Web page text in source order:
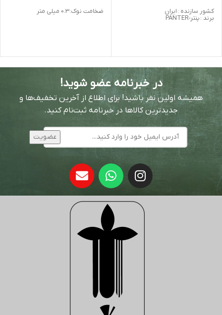
کشور سازنده :ایران
برند :پنتر-PANTER
ضخامت نوک:0.3 میلی متر
در خبرنامه عضو شوید!
همیشه اولین نفر باشید! برای اطلاع از آخرین تخفیف‌ها و
جدیدترین کالاها در خبرنامه ثبت‌نام کنید.